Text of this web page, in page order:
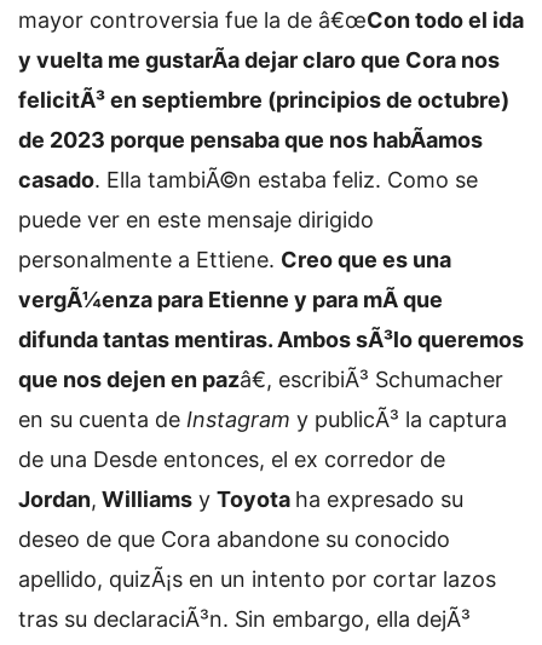
mayor controversia fue la de â€œCon todo el ida
y vuelta me gustarÃ­a dejar claro que Cora nos
felicitÃ³ en septiembre (principios de octubre)
de 2023 porque pensaba que nos habÃ­amos
casado. Ella tambiÃ©n estaba feliz. Como se
puede ver en este mensaje dirigido
personalmente a Ettiene. Creo que es una
vergÃ¼enza para Etienne y para mÃ­ que
difunda tantas mentiras. Ambos sÃ³lo queremos
que nos dejen en pazâ€, escribiÃ³ Schumacher
en su cuenta de Instagram y publicÃ³ la captura
de una Desde entonces, el ex corredor de
Jordan, Williams y Toyota ha expresado su
deseo de que Cora abandone su conocido
apellido, quizÃ¡s en un intento por cortar lazos
tras su declaraciÃ³n. Sin embargo, ella dejÃ³